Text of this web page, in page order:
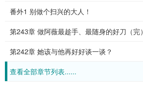
番外1 别做个扫兴的大人！
第243章 做阿薇最趁手、最随身的好刀（完）
第242章 她该与他再好好谈一谈？
查看全部章节列表......